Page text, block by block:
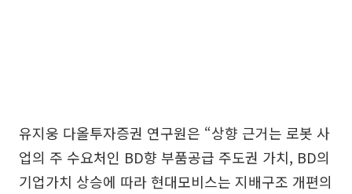
유지웅 다올투자증권 연구원은 “상향 근거는 로봇 사
업의 주 수요처인 BD향 부품공급 주도권 가치, BD의
기업가치 상승에 따라 현대모비스는 지배구조 개편의